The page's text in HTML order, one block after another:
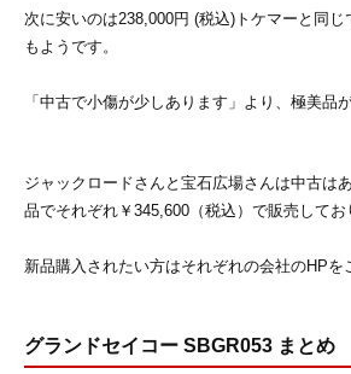
次に安いのは238,000円 (税込)トケマーと同じ
もようです。
「中古で小傷が少しあります」より、極美品
ジャックロードさんと宝石広場さんは中古は
品でそれぞれ￥345,600（税込）で販売してお
新品購入されたい方はそれぞれの会社のHPを
グランドセイコー SBGR053 まとめ